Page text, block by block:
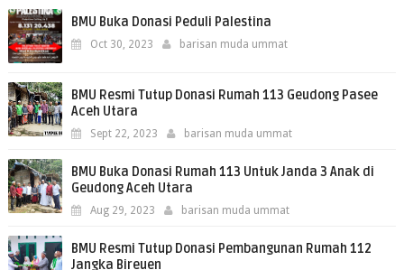
BMU Buka Donasi Peduli Palestina
Oct 30, 2023 barisan muda ummat
BMU Resmi Tutup Donasi Rumah 113 Geudong Pasee
Aceh Utara
Sept 22, 2023 barisan muda ummat
BMU Buka Donasi Rumah 113 Untuk Janda 3 Anak di
Geudong Aceh Utara
Aug 29, 2023 barisan muda ummat
BMU Resmi Tutup Donasi Pembangunan Rumah 112
Jangka Bireuen